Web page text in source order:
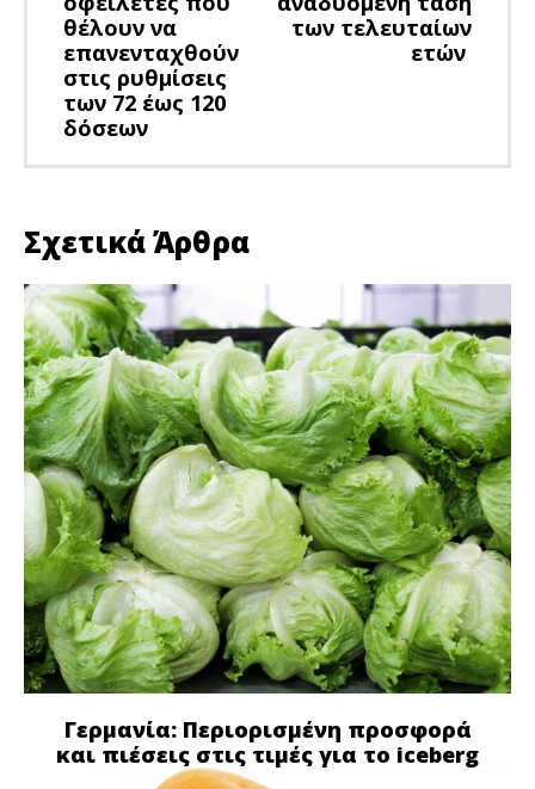
θέλουν να
επανενταχθούν
στις ρυθμίσεις
των 72 έως 120
δόσεων
των τελευταίων
ετών
Σχετικά Άρθρα
Γερμανία: Περιορισμένη προσφορά
και πιέσεις στις τιμές για το iceberg